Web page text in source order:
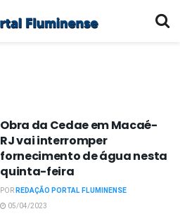
Obra da Cedae em Macaé-
RJ vai interromper
fornecimento de água nesta
quinta-feira
PORREDAÇÃO PORTAL FLUMINENSE
05/04/2023